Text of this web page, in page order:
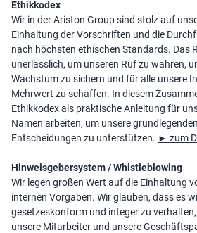
Ethikkodex
Wir in der Ariston Group sind stolz auf
Einhaltung der Vorschriften und die
nach höchsten ethischen Standards. Das
unerlässlich, um unseren Ruf zu wahren,
Wachstum zu sichern und für alle unsere
Mehrwert zu schaffen. In diesem
Ethikkodex als praktische Anleitung für
Namen arbeiten, um unsere
Entscheidungen zu unterstützen. ► zum
Hinweisgebersystem / Whistleblowing
Wir legen großen Wert auf die Einhaltung
internen Vorgaben. Wir glauben, dass es
gesetzeskonform und integer zu
unsere Mitarbeiter und unsere